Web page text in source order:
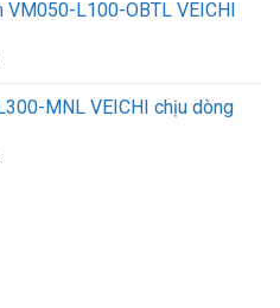
MNL
VM050-L100-OBTL VEICHI
MNL VEICHI chịu dòng